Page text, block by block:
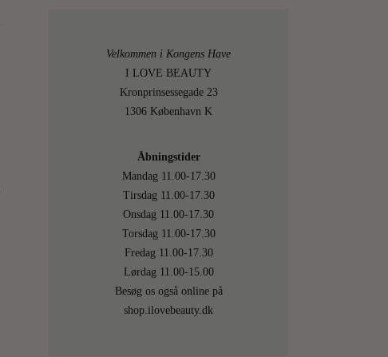
Velkommen i Kongens Have
I LOVE BEAUTY
Kronprinsessegade 23
1306 København K
Åbningstider
Mandag 11.00-17.30
Tirsdag 11.00-17.30
Onsdag 11.00-17.30
Torsdag 11.00-17.30
Fredag 11.00-17.30
Lørdag 11.00-15.00
Besøg os også online på
shop.ilovebeauty.dk